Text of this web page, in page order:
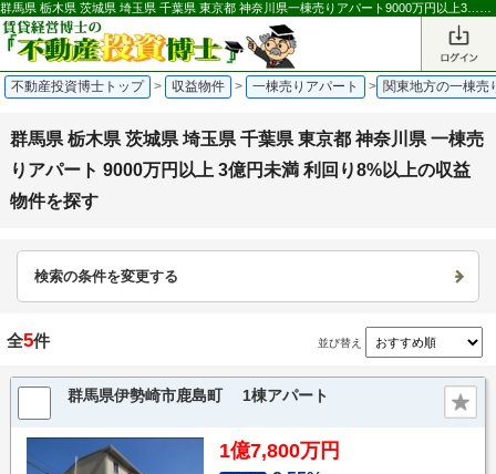
不動産投資博士トップ > 収益物件 > 一棟売りアパート > 関東地方の一棟売
群馬県 栃木県 茨城県 埼玉県 千葉県 東京都 神奈川県 一棟売
りアパート 9000万円以上 3億円未満 利回り8%以上の収益
物件を探す
検索の条件を変更する
全5件 並び替え
群馬県伊勢崎市鹿島町 1棟アパート
1億7,800万円